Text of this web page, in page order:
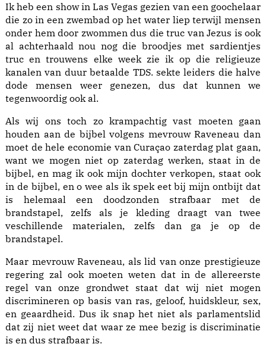
Ik heb een show in Las Vegas gezien van een goochelaar
die zo in een zwembad op het water liep terwijl mensen
onder hem door zwommen dus die truc van Jezus is ook
al achterhaald nou nog die broodjes met sardientjes
truc en trouwens elke week zie ik op die religieuze
kanalen van duur betaalde TDS. sekte leiders die halve
dode mensen weer genezen, dus dat kunnen we
tegenwoordig ook al.
Als wij ons toch zo krampachtig vast moeten gaan
houden aan de bijbel volgens mevrouw Raveneau dan
moet de hele economie van Curaçao zaterdag plat gaan,
want we mogen niet op zaterdag werken, staat in de
bijbel, en mag ik ook mijn dochter verkopen, staat ook
in de bijbel, en o wee als ik spek eet bij mijn ontbijt dat
is helemaal een doodzonden strafbaar met de
brandstapel, zelfs als je kleding draagt van twee
veschillende materialen, zelfs dan ga je op de
brandstapel.
Maar mevrouw Raveneau, als lid van onze prestigieuze
regering zal ook moeten weten dat in de allereerste
regel van onze grondwet staat dat wij niet mogen
discrimineren op basis van ras, geloof, huidskleur, sex,
en geaardheid. Dus ik snap het niet als parlamentslid
dat zij niet weet dat waar ze mee bezig is discriminatie
is en dus strafbaar is.